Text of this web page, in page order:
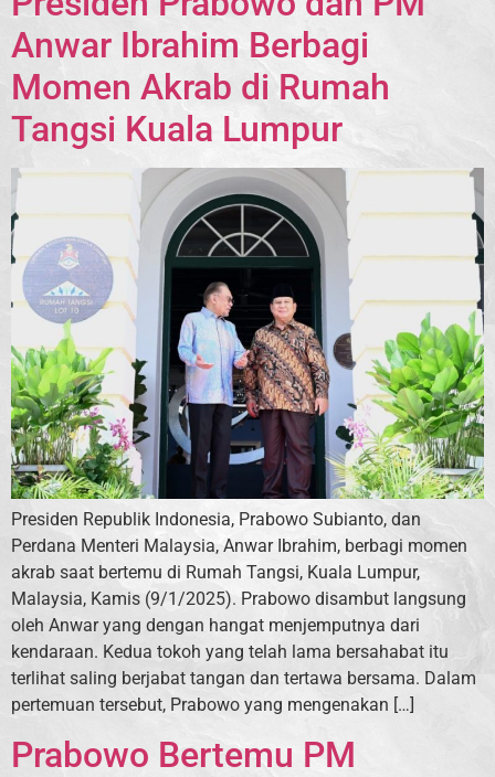
Anwar Ibrahim Berbagi
Momen Akrab di Rumah
Tangsi Kuala Lumpur
Presiden Republik Indonesia, Prabowo Subianto, dan
Perdana Menteri Malaysia, Anwar Ibrahim, berbagi momen
akrab saat bertemu di Rumah Tangsi, Kuala Lumpur,
Malaysia, Kamis (9/1/2025). Prabowo disambut langsung
oleh Anwar yang dengan hangat menjemputnya dari
kendaraan. Kedua tokoh yang telah lama bersahabat itu
terlihat saling berjabat tangan dan tertawa bersama. Dalam
pertemuan tersebut, Prabowo yang mengenakan […]
Prabowo Bertemu PM